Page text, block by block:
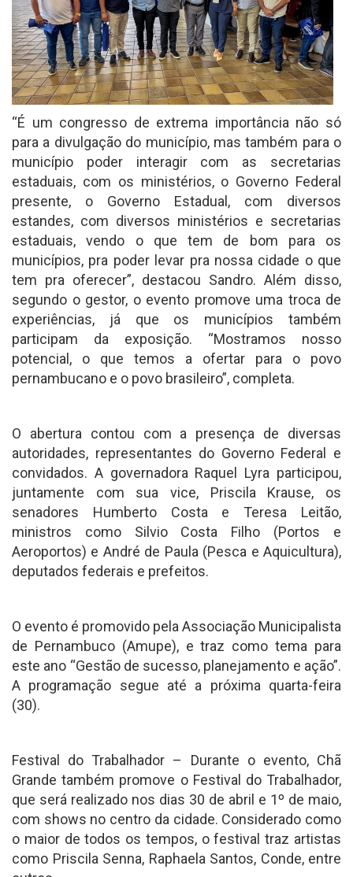
“É um congresso de extrema importância não só
para a divulgação do município, mas também para o
município poder interagir com as secretarias
estaduais, com os ministérios, o Governo Federal
presente, o Governo Estadual, com diversos
estandes, com diversos ministérios e secretarias
estaduais, vendo o que tem de bom para os
municípios, pra poder levar pra nossa cidade o que
tem pra oferecer”, destacou Sandro. Além disso,
segundo o gestor, o evento promove uma troca de
experiências, já que os municípios também
participam da exposição. “Mostramos nosso
potencial, o que temos a ofertar para o povo
pernambucano e o povo brasileiro”, completa.
O abertura contou com a presença de diversas
autoridades, representantes do Governo Federal e
convidados. A governadora Raquel Lyra participou,
juntamente com sua vice, Priscila Krause, os
senadores Humberto Costa e Teresa Leitão,
ministros como Silvio Costa Filho (Portos e
Aeroportos) e André de Paula (Pesca e Aquicultura),
deputados federais e prefeitos.
O evento é promovido pela Associação Municipalista
de Pernambuco (Amupe), e traz como tema para
este ano “Gestão de sucesso, planejamento e ação”.
A programação segue até a próxima quarta-feira
(30).
Festival do Trabalhador – Durante o evento, Chã
Grande também promove o Festival do Trabalhador,
que será realizado nos dias 30 de abril e 1º de maio,
com shows no centro da cidade. Considerado como
o maior de todos os tempos, o festival traz artistas
como Priscila Senna, Raphaela Santos, Conde, entre